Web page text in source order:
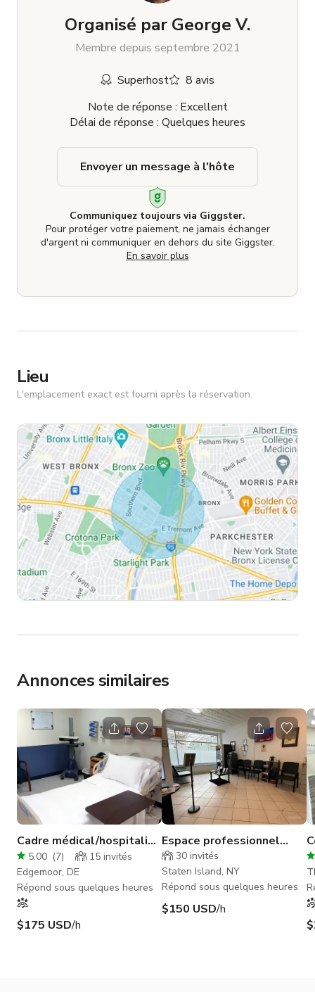
Organisé par George V.
Membre depuis septembre 2021
Superhost
8 avis
Note de réponse : Excellent
Délai de réponse : Quelques heures
Communiquez toujours via Giggster.
Pour protéger votre paiement, ne jamais échanger
d'argent ni communiquer en dehors du site Giggster.
En savoir plus
Envoyer un message à l'hôte
Lieu
L'emplacement exact est fourni après la réservation.
Annonces similaires
Cadre médical/hospitalier
à Wilmington DE
5.00 (7) 15 invités
Edgemoor, DE
Répond sous quelques heures
$175 USD/h
Espace professionnel
médical et de bureau
d'entreprise disponible
30 invités
Staten Island, NY
Répond sous quelques heures
$150 USD/h